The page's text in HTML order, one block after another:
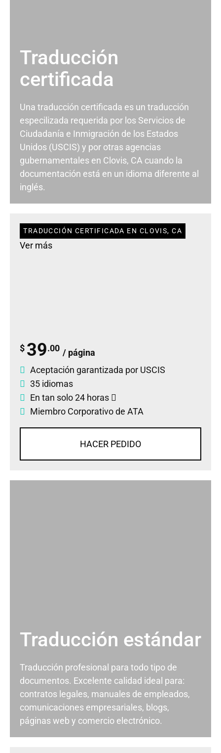
Traducción
certificada
Una traducción certificada es un traducción
especilizada requerida por los Servicios de
Ciudadanía e Inmigración de los Estados
Unidos (USCIS) y por otras agencias
gubernamentales en Clovis, CA cuando la
documentación está en un idioma diferente al
inglés.
TRADUCCIÓN CERTIFICADA EN CLOVIS, CA
Ver más
$ 39.00 / página
Aceptación garantizada por USCIS
35 idiomas
En tan solo 24 horas
Miembro Corporativo de ATA
HACER PEDIDO
Traducción estándar
Traducción profesional para todo tipo de
documentos. Excelente calidad ideal para:
contratos legales, manuales de empleados,
comunicaciones empresariales, blogs,
páginas web y comercio electrónico.